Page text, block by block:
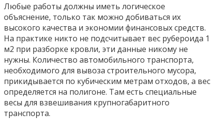
Любые работы должны иметь логическое
объяснение, только так можно добиваться их
высокого качества и экономии финансовых средств.
На практике никто не подсчитывает вес рубероида 1
м2 при разборке кровли, эти данные никому не
нужны. Количество автомобильного транспорта,
необходимого для вывоза строительного мусора,
прикидывается по кубическим метрам отходов, а вес
определяется на полигоне. Там есть специальные
весы для взвешивания крупногабаритного
транспорта.